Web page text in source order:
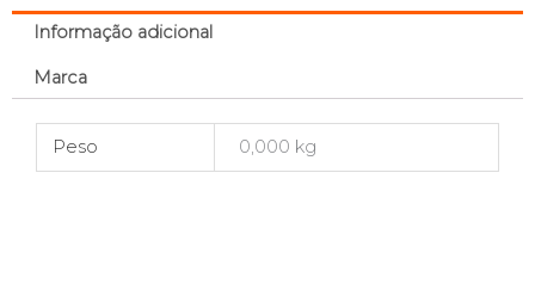
Informação adicional
Marca
Peso 0,000 kg